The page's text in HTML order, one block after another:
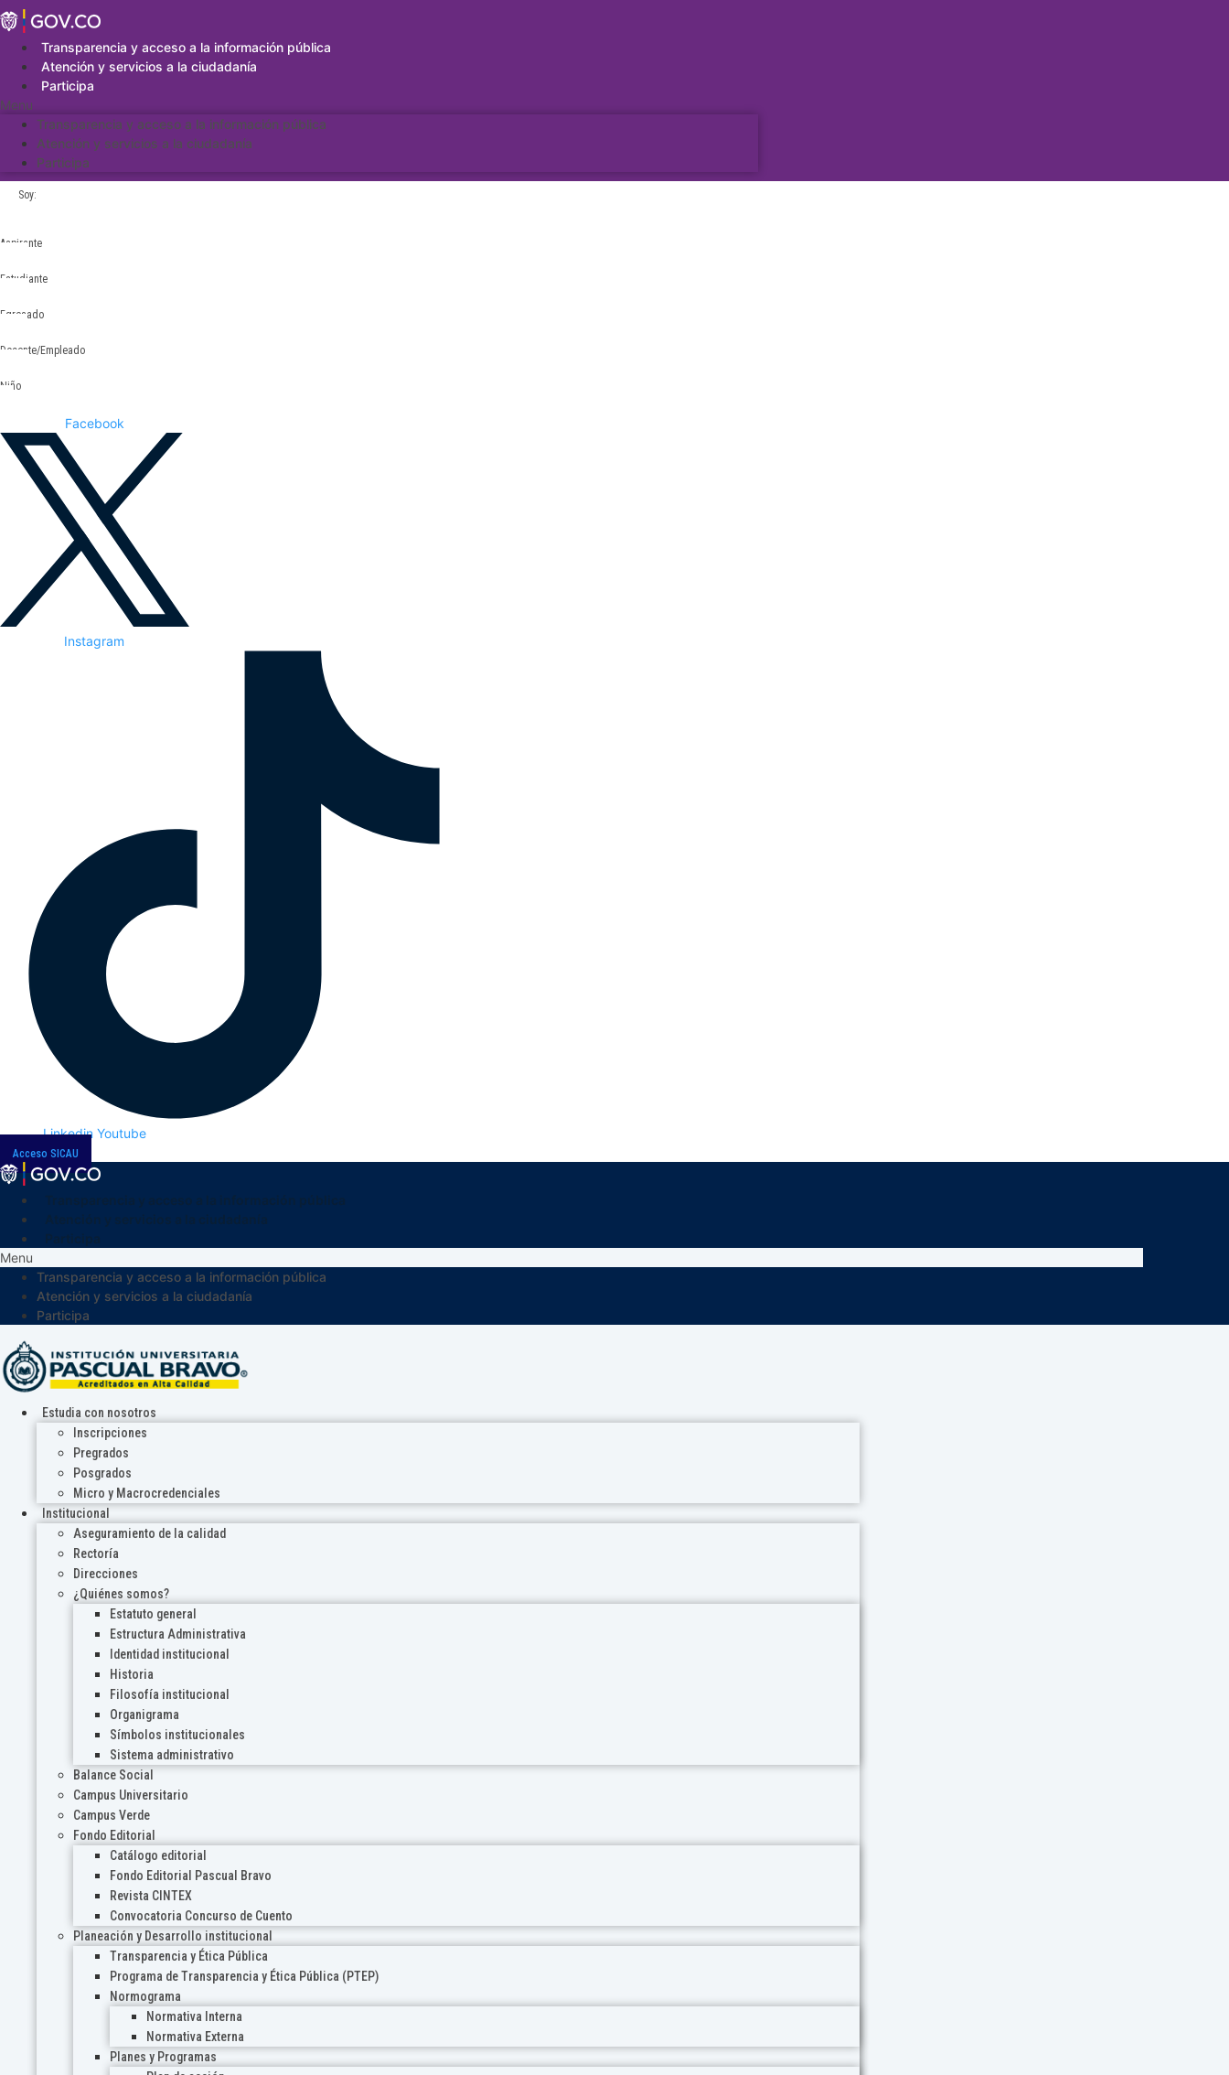
Saltar
al
contenidoTransparencia y acceso a la información pública
Atención y servicios a la ciudadanía
Participa
Menu
Transparencia y acceso a la información pública
Atención y servicios a la ciudadanía
Participa
Soy:
Aspirante
Estudiante
Egresado
Docente/Empleado
Niño
Facebook
Instagram
Linkedin Youtube
Acceso SICAU
Menu
Transparencia y acceso a la información pública
Atención y servicios a la ciudadanía
Participa
Estudia con nosotros
Inscripciones
Pregrados
Posgrados
Micro y Macrocredenciales
Institucional
Aseguramiento de la calidad
Rectoría
Direcciones
¿Quiénes somos?
Estatuto general
Estructura Administrativa
Identidad institucional
Historia
Filosofía institucional
Organigrama
Símbolos institucionales
Sistema administrativo
Balance Social
Campus Universitario
Campus Verde
Fondo Editorial
Catálogo editorial
Fondo Editorial Pascual Bravo
Revista CINTEX
Convocatoria Concurso de Cuento
Planeación y Desarrollo institucional
Transparencia y Ética Pública
Programa de Transparencia y Ética Pública (PTEP)
Normograma
Normativa Interna
Normativa Externa
Planes y Programas